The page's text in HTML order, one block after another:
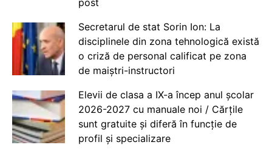
post
Secretarul de stat Sorin Ion: La
disciplinele din zona tehnologică există
o criză de personal calificat pe zona
de maiștri-instructori
Elevii de clasa a IX-a încep anul școlar
2026-2027 cu manuale noi / Cărțile
sunt gratuite și diferă în funcție de
profil și specializare